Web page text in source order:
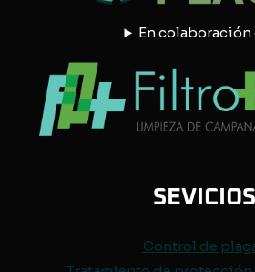
En colaboración
SEVICIOS
Control de